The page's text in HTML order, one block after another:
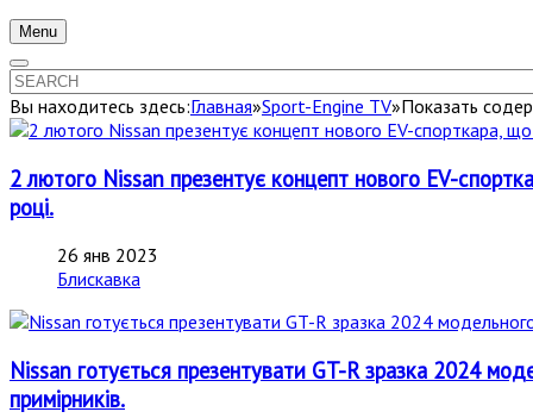
Menu
Вы находитесь здесь:Главная»Sport-Engine TV»Показать
2 лютого Nissan презентує концепт нового EV-
році.
26 янв 2023
Блискавка
Nissan готується презентувати GT-R зразка 2024
примірників.